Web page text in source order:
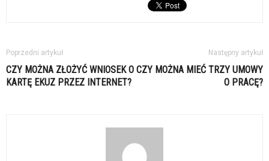
Poprzedni artykuł
CZY MOŻNA ZŁOŻYĆ WNIOSEK O
KARTĘ EKUZ PRZEZ INTERNET?
Następny artykuł
CZY MOŻNA MIEĆ TRZY UMOWY
O PRACĘ?